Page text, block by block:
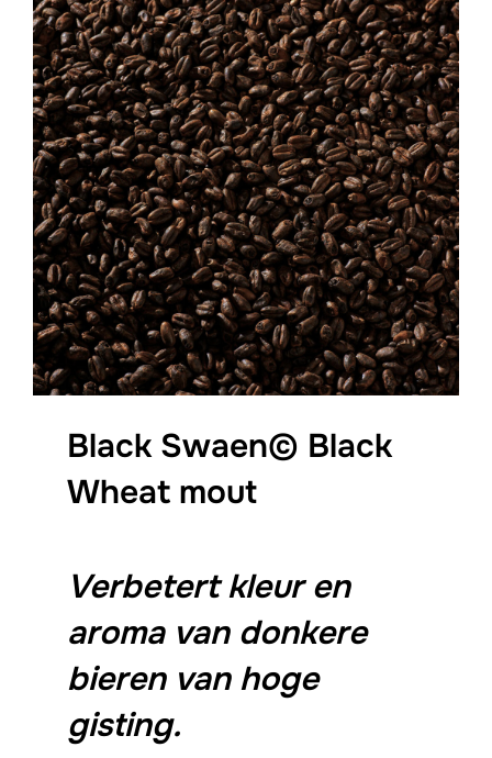
Black Swaen© Black
Wheat mout
Verbetert kleur en
aroma van donkere
bieren van hoge
gisting.